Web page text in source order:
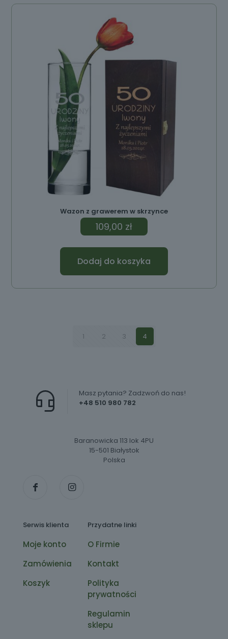
Wazon z grawerem w skrzynce
109,00 zł
Dodaj do koszyka
1 2 3 4
+48 510 980 782
Masz pytania? Zadzwoń do nas!
Baranowicka 113 lok 4PU
15-501 Białystok
Polska
Serwis klienta
Moje konto
Zamówienia
Koszyk
Przydatne linki
O Firmie
Kontakt
Polityka
prywatności
Regulamin
sklepu